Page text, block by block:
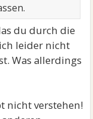
du durch die
leider nicht
Was allerdings
nicht verstehen!